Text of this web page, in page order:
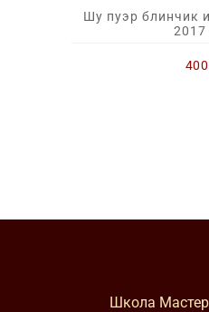
Шу пуэр блинчик
2017
400
Школа